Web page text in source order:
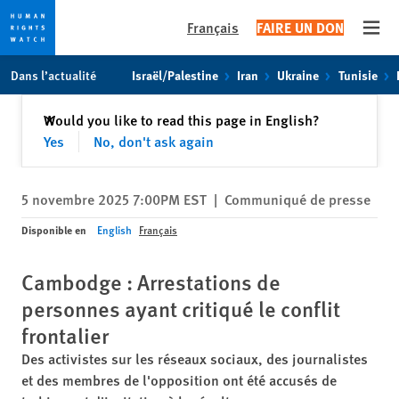
toto
content
Français FAIRE UN DON
Dans l’actualité Israël/Palestine Iran Ukraine Tunisie
Would you like to read this page in English?
Yes
No, don't ask again
✕Fermer
5 novembre 2025 7:00PM EST | Communiqué de presse
Disponible en English Français
Cambodge : Arrestations de
personnes ayant critiqué le conflit
frontalier
Des activistes sur les réseaux sociaux, des journalistes
et des membres de l'opposition ont été accusés de